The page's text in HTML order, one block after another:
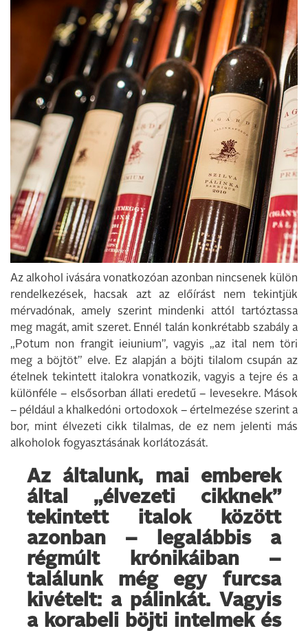
Az alkohol ivására vonatkozóan azonban nincsenek külön
rendelkezések, hacsak azt az előírást nem tekintjük
mérvadónak, amely szerint mindenki attól tartóztassa
meg magát, amit szeret. Ennél talán konkrétabb szabály a
„Potum non frangit ieiunium”, vagyis „az ital nem töri
meg a böjtöt” elve. Ez alapján a böjti tilalom csupán az
ételnek tekintett italokra vonatkozik, vagyis a tejre és a
különféle – elsősorban állati eredetű – levesekre. Mások
– például a khalkedóni ortodoxok – értelmezése szerint a
bor, mint élvezeti cikk tilalmas, de ez nem jelenti más
alkoholok fogyasztásának korlátozását.
Az általunk, mai emberek
által „élvezeti cikknek”
tekintett italok között
azonban – legalábbis a
régmúlt krónikáiban –
találunk még egy furcsa
kivételt: a pálinkát. Vagyis
a korabeli böjti intelmek és